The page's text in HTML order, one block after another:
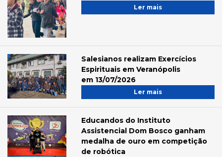
Ler mais
Salesianos realizam Exercícios
Espirituais em Veranópolis
em 13/07/2026
Ler mais
Educandos do Instituto
Assistencial Dom Bosco ganham
medalha de ouro em competição
de robótica